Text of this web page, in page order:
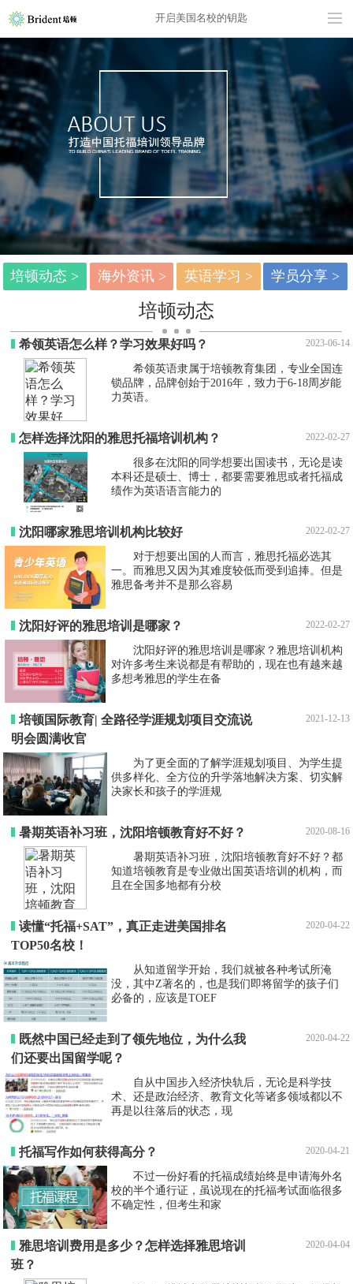
开启美国名校的钥匙
培顿动态 > 海外资讯 > 英语学习 > 学员分享 >
培顿动态
希领英语怎么样？学习效果好吗？ 2023-06-14
希领英语隶属于培顿教育集团，专业全国连
锁品牌，品牌创始于2016年，致力于6-18周岁能
力英语。
怎样选择沈阳的雅思托福培训机构？ 2022-02-27
很多在沈阳的同学想要出国读书，无论是读
本科还是硕士、博士，都要需要雅思或者托福成
绩作为英语语言能力的
沈阳哪家雅思培训机构比较好 2022-02-27
对于想要出国的人而言，雅思托福必选其
一。而雅思又因为其难度较低而受到追捧。但是
雅思备考并不是那么容易
沈阳好评的雅思培训是哪家？ 2022-02-27
沈阳好评的雅思培训是哪家？雅思培训机构
对许多考生来说都是有帮助的，现在也有越来越
多想考雅思的学生在备
培顿国际教育| 全路径学涯规划项目交流说
明会圆满收官
2021-12-13
为了更全面的了解学涯规划项目、为学生提
供多样化、全方位的升学落地解决方案、切实解
决家长和孩子的学涯规
暑期英语补习班，沈阳培顿教育好不好？ 2020-08-16
暑期英语补习班，沈阳培顿教育好不好？都
知道培顿教育是专业做出国英语培训的机构，而
且在全国多地都有分校
读懂“托福+SAT”，真正走进美国排名
TOP50名校！
2020-04-22
从知道留学开始，我们就被各种考试所淹
没，其中Z著名的，也是我们即将留学的孩子们
必备的，应该是TOEF
既然中国已经走到了领先地位，为什么我
们还要出国留学呢？
2020-04-22
自从中国步入经济快轨后，无论是科学技
术、还是政治经济、教育文化等诸多领域都以不
再是以往落后的状态，现
托福写作如何获得高分？ 2020-04-21
不过一份好看的托福成绩始终是申请海外名
校的半个通行证，虽说现在的托福考试面临很多
不确定性，但考生和家
雅思培训费用是多少？怎样选择雅思培训
班？
2020-04-04